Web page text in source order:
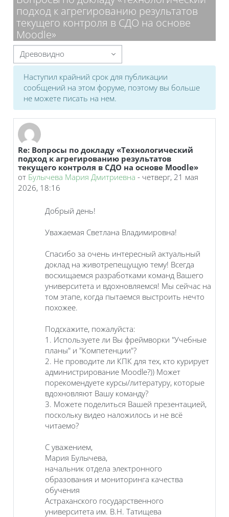
подход к агрегированию результатов
текущего контроля в СДО на основе
Moodle»
Режим отображения
Наступил крайний срок для публикации
сообщений на этом форуме, поэтому вы больше
не можете писать на нем.
Re: Вопросы по докладу «Технологический
подход к агрегированию результатов
текущего контроля в СДО на основе Moodle»
от Булычева Мария Дмитриевна - четверг, 21 мая
2026, 18:16
Количество ответов: 0
Добрый день!
Уважаемая Светлана Владимировна!
Спасибо за очень интересный актуальный
доклад на животрепещущую тему! Всегда
восхищаемся разработками команд Вашего
университета и вдохновляемся! Мы сейчас на
том этапе, когда пытаемся выстроить нечто
похожее.
Подскажите, пожалуйста:
1. Используете ли Вы фреймворки "Учебные
планы" и "Компетенции"?
2. Не проводите ли КПК для тех, кто курирует
администрирование Moodle?)) Может
порекомендуете курсы/литературу, которые
вдохновляют Вашу команду?
3. Можете поделиться Вашей презентацией,
поскольку видео наложилось и не всё
читаемо?
С уважением,
Мария Булычева,
начальник отдела электронного
образования и мониторинга качества
обучения
Астраханского государственного
университета им. В.Н. Татищева